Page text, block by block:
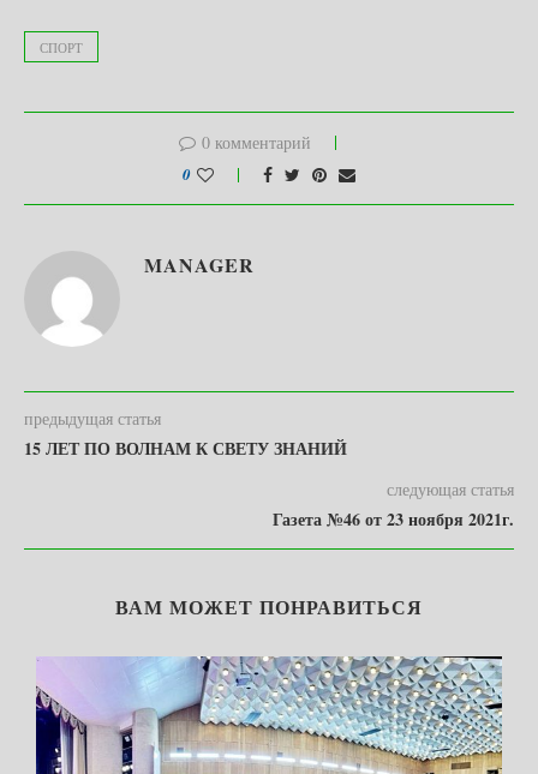
СПОРТ
0 комментарий
0
MANAGER
предыдущая статья
15 ЛЕТ ПО ВОЛНАМ К СВЕТУ ЗНАНИЙ
следующая статья
Газета №46 от 23 ноября 2021г.
ВАМ МОЖЕТ ПОНРАВИТЬСЯ